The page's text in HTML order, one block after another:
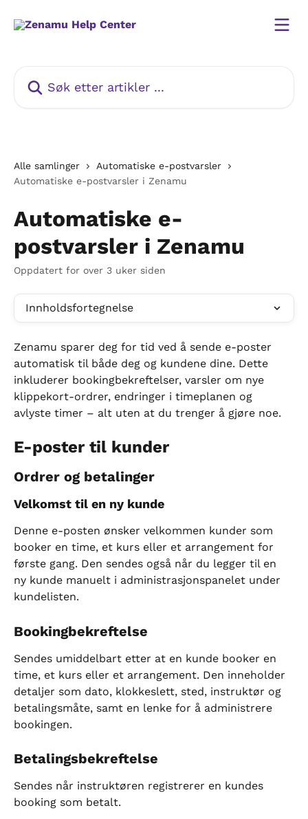
Alle samlinger
Automatiske e-postvarsler
Automatiske e-postvarsler i Zenamu
Automatiske e-
postvarsler i Zenamu
Oppdatert for over 3 uker siden
Innholdsfortegnelse
Zenamu sparer deg for tid ved å sende e-poster
automatisk til både deg og kundene dine. Dette
inkluderer bookingbekreftelser, varsler om nye
klippekort-ordrer, endringer i timeplanen og
avlyste timer – alt uten at du trenger å gjøre noe.
E-poster til kunder
Ordrer og betalinger
Velkomst til en ny kunde
Denne e-posten ønsker velkommen kunder som
booker en time, et kurs eller et arrangement for
første gang. Den sendes også når du legger til en
ny kunde manuelt i administrasjonspanelet under
kundelisten.
Bookingbekreftelse
Sendes umiddelbart etter at en kunde booker en
time, et kurs eller et arrangement. Den inneholder
detaljer som dato, klokkeslett, sted, instruktør og
betalingsmåte, samt en lenke for å administrere
bookingen.
Betalingsbekreftelse
Sendes når instruktøren registrerer en kundes
booking som betalt.